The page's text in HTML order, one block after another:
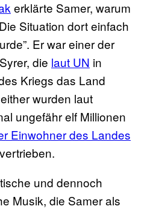
erklärte Samer, warum
Situation dort einfach
Er war einer der
die laut UN in
Kriegs das Land
wurden laut
ungefähr elf Millionen
Einwohner des Landes
und dennoch
Musik, die Samer als